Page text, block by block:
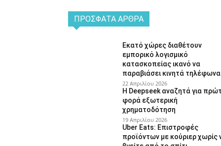
ΠΡΌΣΦΑΤΑ ΆΡΘΡΑ
Εκατό χώρες διαθέτουν
εμπορικό λογισμικό
κατασκοπείας ικανό να
παραβιάσει κινητά τηλέφωνα
22 Απριλίου 2026
Η Deepseek αναζητά για
φορά εξωτερική
χρηματοδότηση
19 Απριλίου 2026
Uber Eats: Επιστροφές
προϊόντων με κούριερ χωρίς